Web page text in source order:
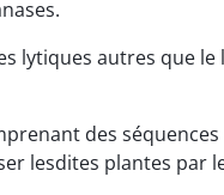
autres que
des
lesdites plantes